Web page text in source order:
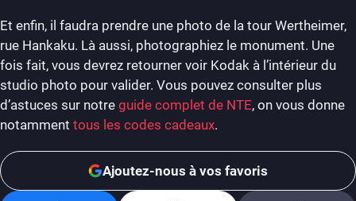
Et enfin, il faudra prendre une photo de la tour Wertheimer,
rue Hankaku. Là aussi, photographiez le monument. Une
fois fait, vous devrez retourner voir Kodak à l’intérieur du
studio photo pour valider. Vous pouvez consulter plus
d’astuces sur notre guide complet de NTE, on vous donne
notamment tous les codes cadeaux.
Ajoutez-nous à vos favoris